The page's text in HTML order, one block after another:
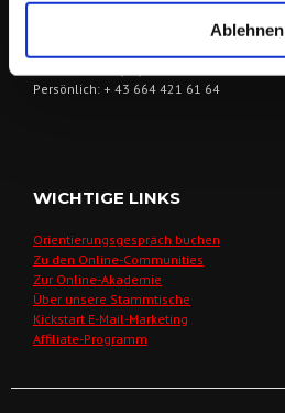
Ablehnen
Tel/WhatsApp: + 43 664 421 61 64
wegbegleiter@derfriese.eu
Persönlich: + 43 664 421 61 64
WICHTIGE LINKS
Orientierungsgespräch buchen
Zu den Online-Communities
Zur Online-Akademie
Über unsere Stammtische
Kickstart E-Mail-Marketing
Affiliate-Programm